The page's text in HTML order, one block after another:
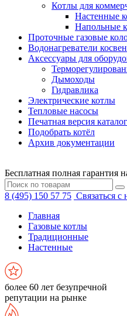
Котлы для
Настенные
Напольные
Проточные газовые
Водонагреватели
Аксессуары для
Дымоходы
Гидравлика
Электрические котлы
Тепловые насосы
Печатная версия
Подобрать котёл
Архив документации
Бесплатная полная гарантия
8 (495) 150 57 75 Связаться с
Главная
Газовые котлы
Традиционные
Настенные
более 60 лет безупречной
репутации на рынке